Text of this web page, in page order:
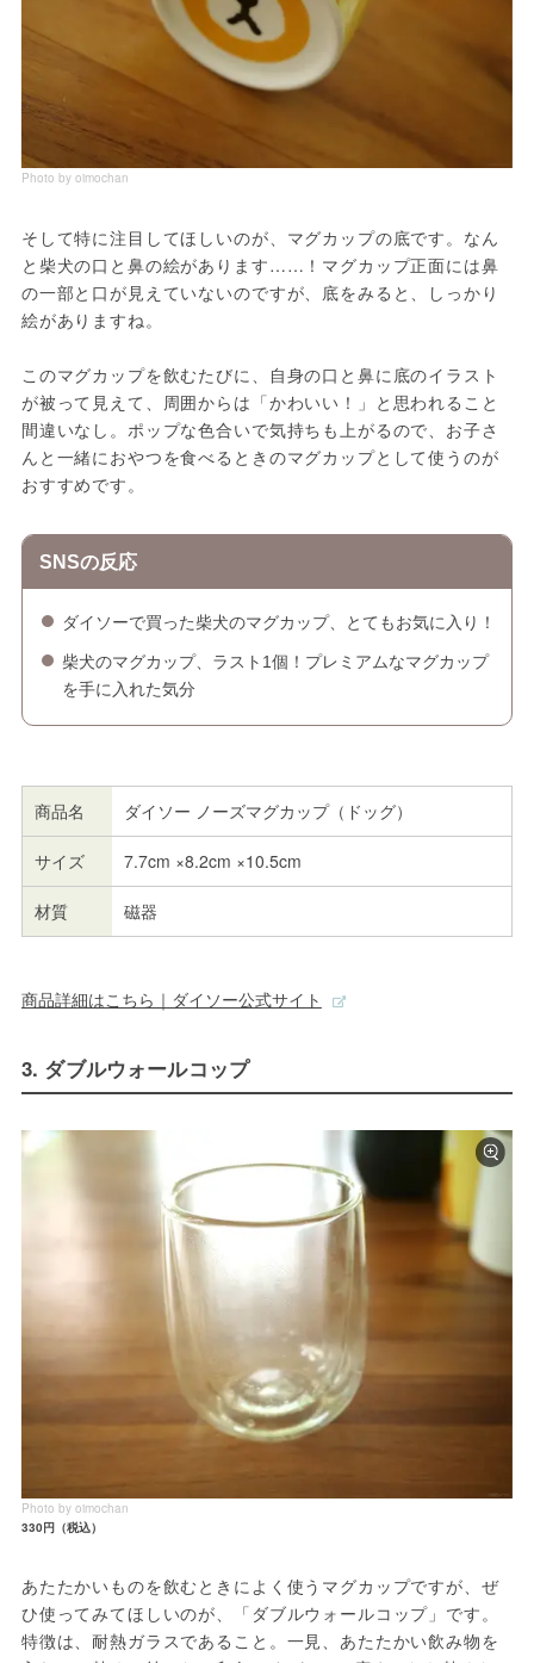
Photo by oimochan
そして特に注目してほしいのが、マグカップの底です。なん
と柴犬の口と鼻の絵があります……！マグカップ正面には鼻
の一部と口が見えていないのですが、底をみると、しっかり
絵がありますね。
このマグカップを飲むたびに、自身の口と鼻に底のイラスト
が被って見えて、周囲からは「かわいい！」と思われること
間違いなし。ポップな色合いで気持ちも上がるので、お子さ
んと一緒におやつを食べるときのマグカップとして使うのが
おすすめです。
SNSの反応
ダイソーで買った柴犬のマグカップ、とてもお気に入り！
柴犬のマグカップ、ラスト1個！プレミアムなマグカップ
を手に入れた気分
商品名 ダイソー ノーズマグカップ（ドッグ）
サイズ 7.7cm ×8.2cm ×10.5cm
材質 磁器
商品詳細はこちら｜ダイソー公式サイト
3. ダブルウォールコップ
Photo by oimochan
330円（税込）
あたたかいものを飲むときによく使うマグカップですが、ぜ
ひ使ってみてほしいのが、「ダブルウォールコップ」です。
特徴は、耐熱ガラスであること。一見、あたたかい飲み物を